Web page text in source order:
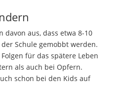
davon aus, dass etwa 8-10
Schule gemobbt werden.
für das spätere Leben
als auch bei Opfern.
schon bei den Kids auf